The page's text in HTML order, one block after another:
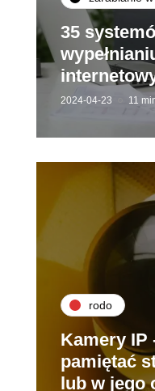
35
2024-04-23 11
rodo
Kamery IP
pamiętać
lub w jego